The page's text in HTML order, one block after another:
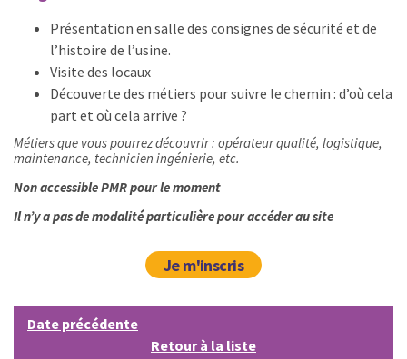
Présentation en salle des consignes de sécurité et de
l’histoire de l’usine.
Visite des locaux
Découverte des métiers pour suivre le chemin : d’où cela
part et où cela arrive ?
Métiers que vous pourrez découvrir : opérateur qualité, logistique,
maintenance, technicien ingénierie, etc.
Non accessible PMR pour le moment
Il n’y a pas de modalité particulière pour accéder au site
Je m'inscris
Date précédente
Retour à la liste